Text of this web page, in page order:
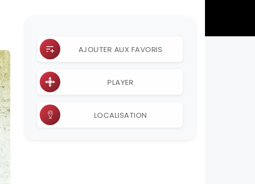
AJOUTER AUX FAVORIS
PLAYER
LOCALISATION